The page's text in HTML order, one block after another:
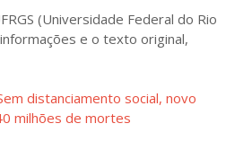
(Universidade Federal do Rio
e o texto original,
distanciamento social, novo
milhões de mortes